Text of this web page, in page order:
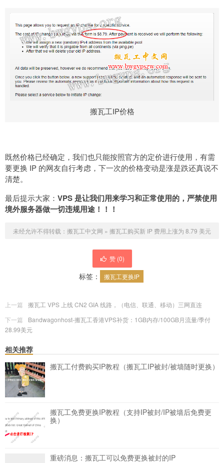
搬瓦工IP价格
既然价格已经确定，我们也只能按照官方的定价进行使用，有需
要更换 IP 的网友自行考虑，下一次的价格变动是涨是跌还真说不
清楚。
最后提示大家： VPS 是让我们用来学习和正常使用的，严禁使用
境外服务器做一切违规用途！！！
未经允许不得转载： 搬瓦工中文网 » 搬瓦工购买新 IP 费用上涨为 8.79 美元
赞 (0)
标签： 搬瓦工更换IP
上一篇
搬瓦工 VPS 上线 CN2 GIA 线路，（电信、联通、移动）三网直连
下一篇
Bandwagonhost-搬瓦工香港VPS补货：1GB内存/100GB月流量/季付
28.99美元
相关推荐
搬瓦工付费购买IP教程（搬瓦工IP被封/被墙随时更换）
搬瓦工免费更换IP教程（支持IP被封/IP被墙后免费更
换）
重磅消息：搬瓦工可以免费更换被封的IP